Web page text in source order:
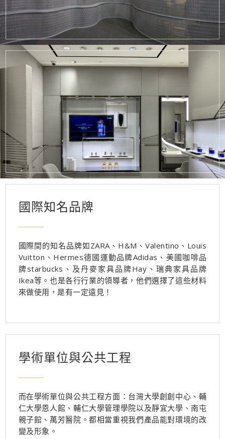
國際知名品牌
國際間的知名品牌如ZARA、H&M、Valentino、Louis
Vuitton、Hermes德國運動品牌Adidas、美國咖啡品
牌starbucks、及丹麥家具品牌Hay、瑞典家具品牌
Ikea等。也是各行行業的領導者，他們選擇了這些材料
來做使用，是有一定遠見！
學術單位與公共工程
而在學術單位與公共工程方面：台灣大學創創中心、輔
仁大學恩人館、輔仁大學管理學院以及靜宜大學、南屯
親子館、萬芳醫院。都相當重視我們產品能對環境的改
變及形象。